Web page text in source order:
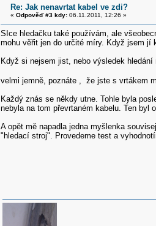
Re: Jak nenavrtat kabel ve zdi?
« Odpověď #3 kdy:06.11.2011, 12:26 »
SIce hledačku také používám, ale
mohu věřit jen do určité míry. Když jsem jí
Když si nejsem jist, nebo výsledek
velmi jemně, poznáte , že jste s vrtákem
Každý znás se někdy utne. Tohle byla
nebyla na tom převrtaném kabelu. Ten byl
A opět mě napadla jedna myšlenka
"hledací stroj". Provedeme test a